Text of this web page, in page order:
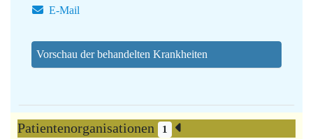
E-Mail
Vorschau der behandelten Krankheiten
Patientenorganisationen 1